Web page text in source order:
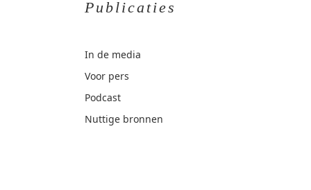
Publicaties
In de media
Voor pers
Podcast
Nuttige bronnen